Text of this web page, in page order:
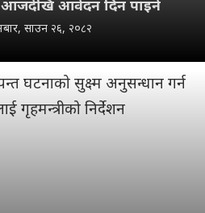
आजदेखि आवेदन दिन पाइने
साउन २६, २०८२